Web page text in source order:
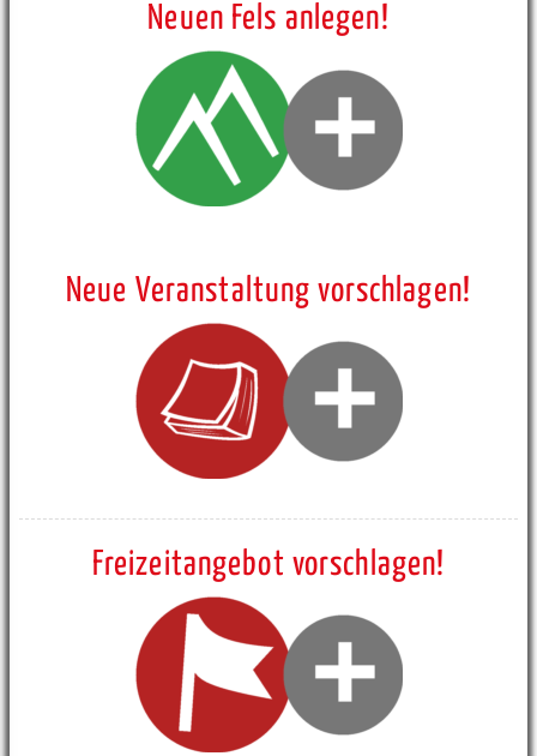
Neuen Fels anlegen!
Neue Veranstaltung vorschlagen!
Freizeitangebot vorschlagen!